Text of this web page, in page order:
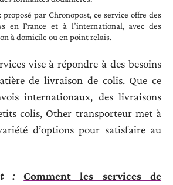
: proposé par Chronopost, ce service offre des
en France et à l’international, avec des
à domicile ou en point relais.
vise à répondre à des besoins
de livraison de colis. Que ce
internationaux, des livraisons
colis, Other transporteur met à
d’options pour satisfaire au
:
Comment les services de